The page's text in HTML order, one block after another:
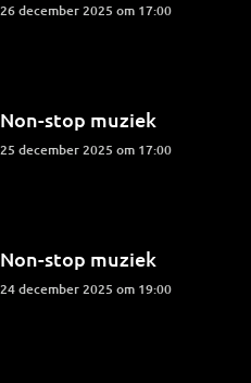
26 december 2025 om 17:00
Non-stop muziek
25 december 2025 om 17:00
Non-stop muziek
24 december 2025 om 19:00